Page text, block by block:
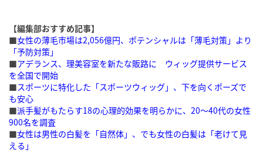
【編集部おすすめ記事】
■女性の薄毛市場は2,056億円、ポテンシャルは「薄毛対策」より
「予防対策」
■アデランス、理美容室を新たな販路に ウィッグ提供サービス
を全国で開始
■スポーツに特化した「スポーツウィッグ」、下を向くポーズで
も安心
■派手髪がもたらす18の心理的効果を明らかに、20〜40代の女性
900名を調査
■女性は男性の白髪を「自然体」、でも女性の白髪は「老けて見
える」